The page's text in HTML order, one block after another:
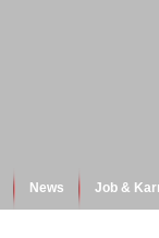
News Job &